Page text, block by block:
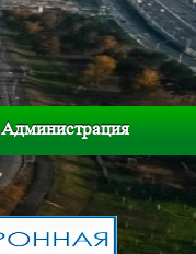
Администрация